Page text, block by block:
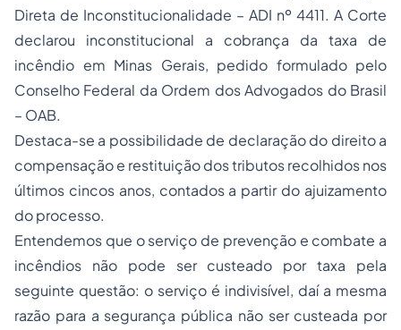
Direta de Inconstitucionalidade – ADI nº 4411. A Corte
declarou inconstitucional a cobrança da taxa de
incêndio em Minas Gerais, pedido formulado pelo
Conselho Federal da Ordem dos Advogados do Brasil
– OAB.
Destaca-se a possibilidade de declaração do direito a
compensação e restituição dos tributos recolhidos nos
últimos cincos anos, contados a partir do ajuizamento
do processo.
Entendemos que o serviço de prevenção e combate a
incêndios não pode ser custeado por taxa pela
seguinte questão: o serviço é indivisível, daí a mesma
razão para a segurança pública não ser custeada por